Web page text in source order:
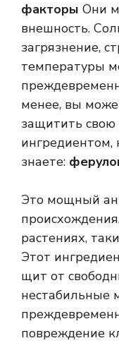
факторы Они
внешность.
загрязнение,
температуры
менее, вы
защитить
ингредиентом,
знаете:
Это мощный
растениях,
Этот
щит от
нестабильные
повреждение